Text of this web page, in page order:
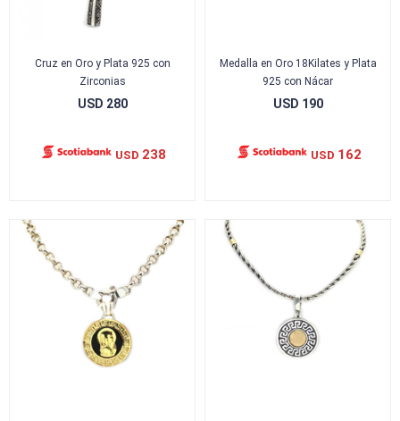
Cruz en Oro y Plata 925 con
Zirconias
USD 280
USD 238
Medalla en Oro 18Kilates y Plata
925 con Nácar
USD 190
USD 162